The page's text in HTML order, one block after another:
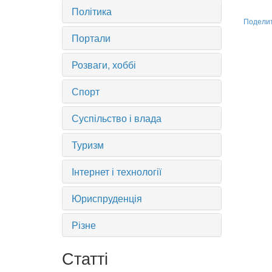
Політика
Портали
Розваги, хоббі
Спорт
Суспільство і влада
Туризм
Інтернет і технології
Юриспруденція
Різне
Статті